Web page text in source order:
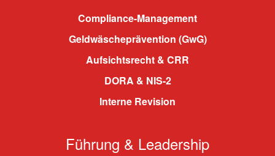
Compliance-Management
Geldwäscheprävention (GwG)
Aufsichtsrecht & CRR
DORA & NIS-2
Interne Revision
Führung & Leadership